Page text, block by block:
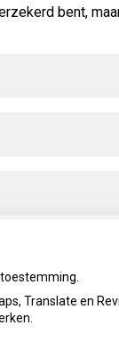
bent,
Translate en